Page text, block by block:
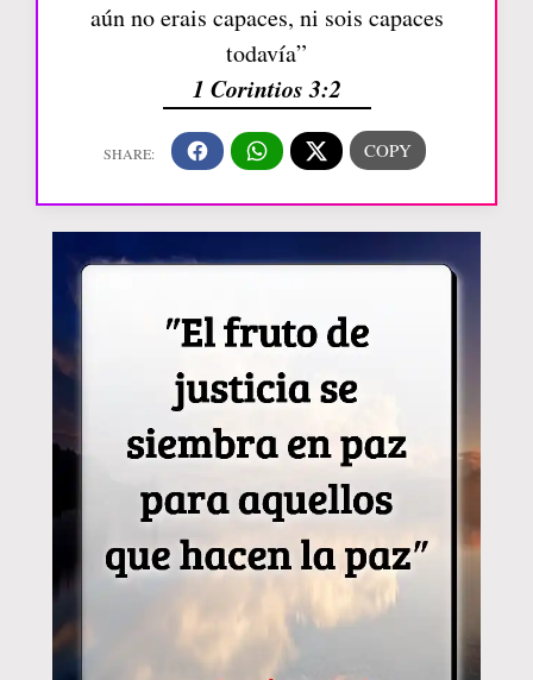
aún no erais capaces, ni sois capaces
todavía”
1 Corintios 3:2